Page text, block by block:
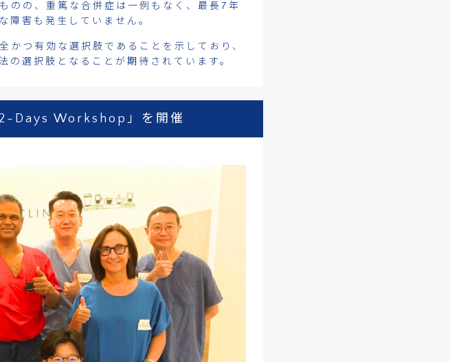
のの、重篤な合併症は一例もなく、最長7年
障害も発生していません。
かつ有効な選択肢であることを示しており、
の選択肢となることが期待されています。
Days Workshop」を開催